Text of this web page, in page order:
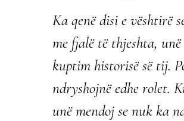
Ka qenë disi e vështirë
me fjalë të thjeshta,
kuptim historisë së tij.
ndryshojnë edhe rolet.
unë mendoj se nuk ka